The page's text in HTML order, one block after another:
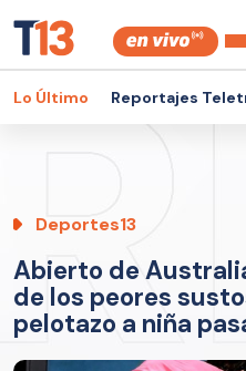
Lo Último Reportajes
Deportes13
Abierto de
de los peores
pelotazo a niña